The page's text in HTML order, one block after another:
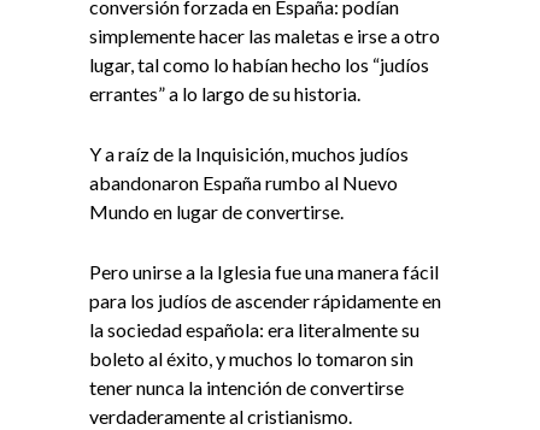
conversión forzada en España: podían
simplemente hacer las maletas e irse a otro
lugar, tal como lo habían hecho los “judíos
errantes” a lo largo de su historia.
Y a raíz de la Inquisición, muchos judíos
abandonaron España rumbo al Nuevo
Mundo en lugar de convertirse.
Pero unirse a la Iglesia fue una manera fácil
para los judíos de ascender rápidamente en
la sociedad española: era literalmente su
boleto al éxito, y muchos lo tomaron sin
tener nunca la intención de convertirse
verdaderamente al cristianismo.